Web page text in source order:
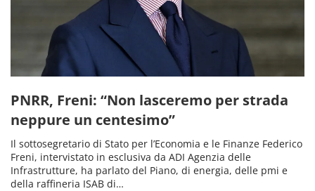
PNRR, Freni: “Non lasceremo per strada
neppure un centesimo”
Il sottosegretario di Stato per l’Economia e le Finanze Federico
Freni, intervistato in esclusiva da ADI Agenzia delle
Infrastrutture, ha parlato del Piano, di energia, delle pmi e
della raffineria ISAB di…